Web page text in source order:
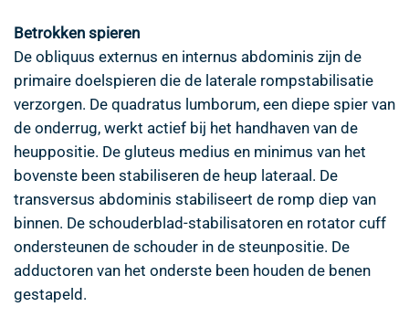
Betrokken spieren
De obliquus externus en internus abdominis zijn de
primaire doelspieren die de laterale rompstabilisatie
verzorgen. De quadratus lumborum, een diepe spier van
de onderrug, werkt actief bij het handhaven van de
heuppositie. De gluteus medius en minimus van het
bovenste been stabiliseren de heup lateraal. De
transversus abdominis stabiliseert de romp diep van
binnen. De schouderblad-stabilisatoren en rotator cuff
ondersteunen de schouder in de steunpositie. De
adductoren van het onderste been houden de benen
gestapeld.